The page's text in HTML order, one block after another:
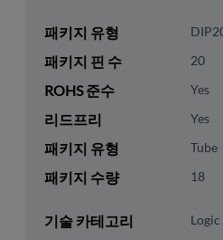
패키지 유형
패키지 핀 수 20
ROHS 준수 Yes
리드프리 Yes
패키지 유형 Tube
패키지 수량 18
기술 카테고리 Logic